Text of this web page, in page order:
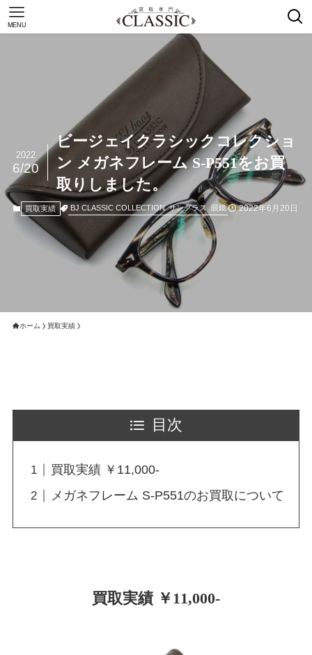
MENU
ビージェイクラシックコレクショ
ン メガネフレーム S-P551をお買
取りしました。
2022
6/20
買取実績 BJ CLASSIC COLLECTION サングラス 眼鏡 2022年6月20日
ホーム 買取実績
目次
買取実績 ￥11,000-
メガネフレーム S-P551のお買取について
買取実績 ￥11,000-